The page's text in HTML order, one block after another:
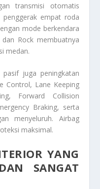
transmisi otomatis
penggerak empat roda
mode berkendara
dan Rock membuatnya
medan.
juga peningkatan
Control, Lane Keeping
Forward Collision
Braking, serta
menyeluruh. Airbag
maksimal.
YANG
SANGAT